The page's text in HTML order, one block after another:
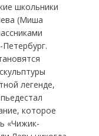
школьники
(Миша
легенде,
которое
«Чижик-